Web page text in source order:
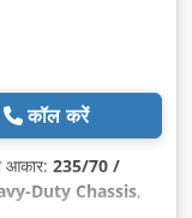
कॉल करें
आकार: 235/70 /
Duty Chassis,